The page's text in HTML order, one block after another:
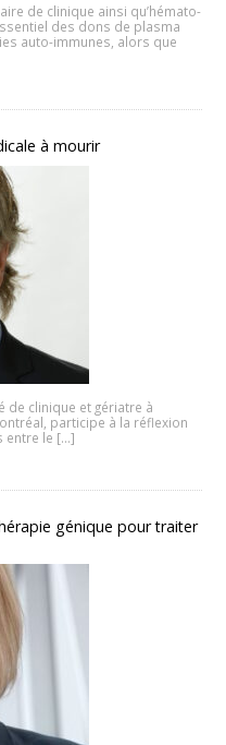
de clinique ainsi qu’hémato-
des dons de plasma
auto-immunes, alors que
à mourir
de clinique et gériatre à
participe à la réflexion
entre le […]
génique pour traiter